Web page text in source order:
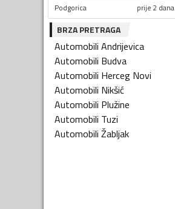
Podgorica prije 2 dana
BRZA PRETRAGA
Automobili Andrijevica
Automobili Budva
Automobili Herceg Novi
Automobili Nikšić
Automobili Plužine
Automobili Tuzi
Automobili Žabljak